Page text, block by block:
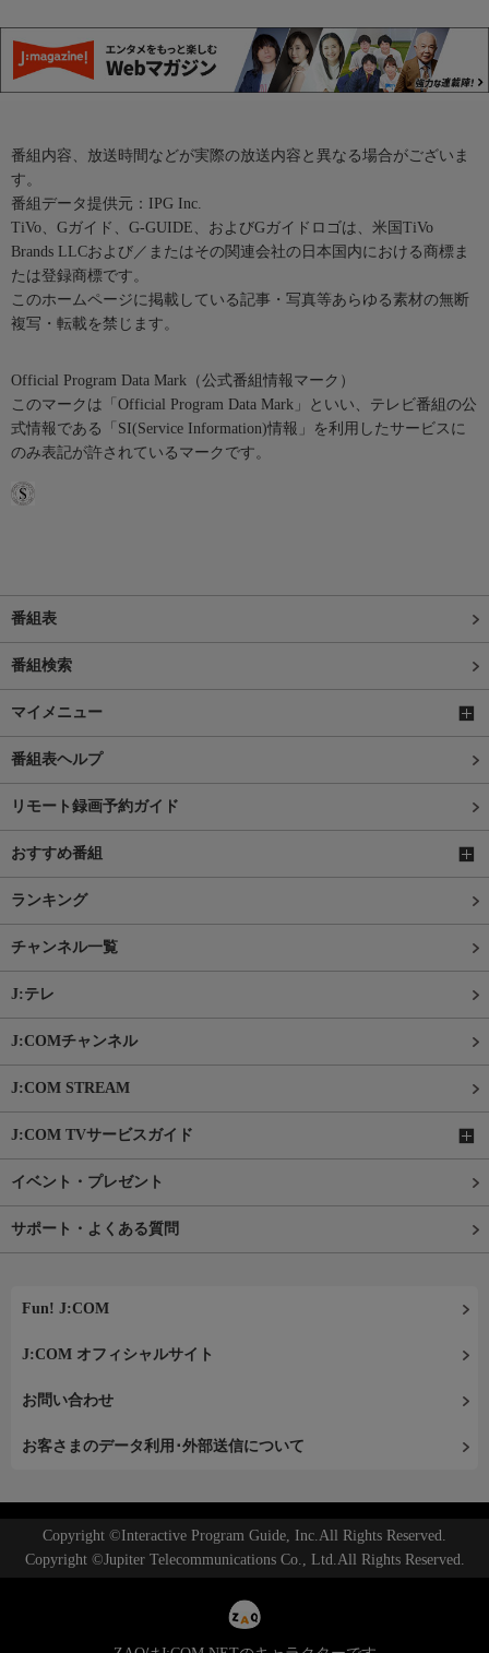
番組内容、放送時間などが実際の放送内容と異なる場合がございま
す。
番組データ提供元：IPG Inc.
TiVo、Gガイド、G-GUIDE、およびGガイドロゴは、米国TiVo
Brands LLCおよび／またはその関連会社の日本国内における商標ま
たは登録商標です。
このホームページに掲載している記事・写真等あらゆる素材の無断
複写・転載を禁じます。
Official Program Data Mark（公式番組情報マーク）
このマークは「Official Program Data Mark」といい、テレビ番組の公
式情報である「SI(Service Information)情報」を利用したサービスに
のみ表記が許されているマークです。
番組表
番組検索
マイメニュー
番組表ヘルプ
リモート録画予約ガイド
おすすめ番組
ランキング
チャンネル一覧
J:テレ
J:COMチャンネル
J:COM STREAM
J:COM TVサービスガイド
イベント・プレゼント
サポート・よくある質問
Fun! J:COM
J:COM オフィシャルサイト
お問い合わせ
お客さまのデータ利用･外部送信について
Copyright ©Interactive Program Guide, Inc.All Rights Reserved.
Copyright ©Jupiter Telecommunications Co., Ltd.All Rights Reserved.